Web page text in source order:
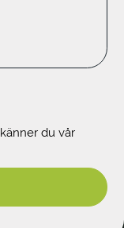
du vår